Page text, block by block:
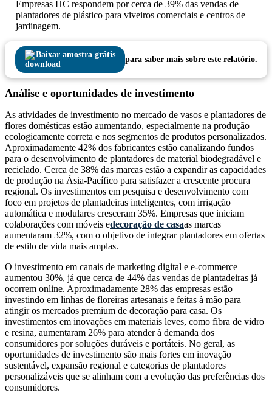
Empresas HC respondem por cerca de 39% das vendas de
plantadores de plástico para viveiros comerciais e centros de
jardinagem.
Baixar amostra grátis
para saber mais sobre este relatório.
Análise e oportunidades de investimento
As atividades de investimento no mercado de vasos e plantadores de
flores domésticas estão aumentando, especialmente na produção
ecologicamente correta e nos segmentos de produtos personalizados.
Aproximadamente 42% dos fabricantes estão canalizando fundos
para o desenvolvimento de plantadores de material biodegradável e
reciclado. Cerca de 38% das marcas estão a expandir as capacidades
de produção na Ásia-Pacífico para satisfazer a crescente procura
regional. Os investimentos em pesquisa e desenvolvimento com
foco em projetos de plantadeiras inteligentes, com irrigação
automática e modulares cresceram 35%. Empresas que iniciam
colaborações com móveis edecoração de casaas marcas
aumentaram 32%, com o objetivo de integrar plantadores em ofertas
de estilo de vida mais amplas.
O investimento em canais de marketing digital e e-commerce
aumentou 30%, já que cerca de 44% das vendas de plantadeiras já
ocorrem online. Aproximadamente 28% das empresas estão
investindo em linhas de floreiras artesanais e feitas à mão para
atingir os mercados premium de decoração para casa. Os
investimentos em inovações em materiais leves, como fibra de vidro
e resina, aumentaram 26% para atender à demanda dos
consumidores por soluções duráveis ​​e portáteis. No geral, as
oportunidades de investimento são mais fortes em inovação
sustentável, expansão regional e categorias de plantadores
personalizáveis ​​que se alinham com a evolução das preferências dos
consumidores.